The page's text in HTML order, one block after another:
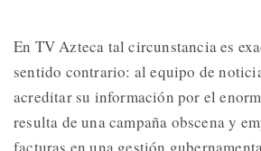
En TV Azteca tal circunstancia es
sentido contrario: al equipo de
acreditar su información por el
resulta de una campaña obscena y